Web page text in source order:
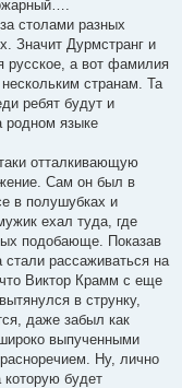
столами разных
Значит Дурмстранг и
русское, а вот фамилия
странам. Та
ребят будут и
родном языке
отталкивающую
Сам он был в
в полушубках и
ехал туда, где
подобающе. Показав
стали рассаживаться на
Виктор Крамм с еще
в струнку,
даже забыл как
выпученными
Ну, лично
которую будет